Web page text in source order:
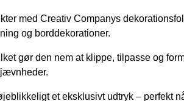
med Creativ Companys
og borddekorationer.
gør den nem at klippe, tilpasse og
et eksklusivt udtryk –